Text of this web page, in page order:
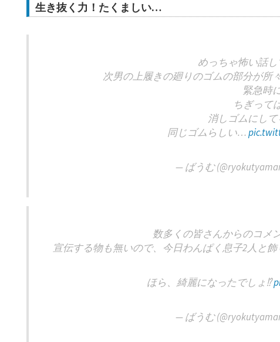
生き抜く力！たくましい…
めっちゃ怖い話
次男の上履きの廻りのゴムの部分が
緊急時
ちぎっ
消しゴムにし
同じゴムらしい…
— ばうむ
数多くの皆さんからのコメ
宣伝する物も無いので、今日わんぱく息子2人と
ほら、綺麗になったでしょ⁉
— ばうむ